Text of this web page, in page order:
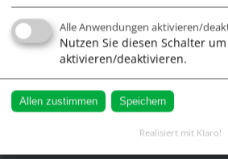
Impressum
AGB
Datenschutz
Alle Anwendungen aktivieren/
Nutzen Sie diesen Schalter
aktivieren/deaktivieren.
Allen zustimmen Speichern
Realisiert mit Klaro!